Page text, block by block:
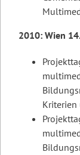
2010: Wien
Kriterien